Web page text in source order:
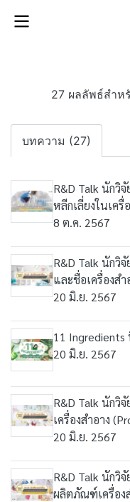
27 ผลลัพธ์สำห
บทความ (27)
R&D Talk นักวิ
หลีกเลี่ยงในเครื่
8 ต.ค. 2567
R&D Talk นักวิจั
และชื่อเครื่องส
20 มิ.ย. 2567
11
20 มิ.ย. 2567
R&D Talk นักวิ
เครื่องสำอาง
20 มิ.ย. 2567
R&D Talk นักวิ
ผลิตภัณฑ์เครื่อง